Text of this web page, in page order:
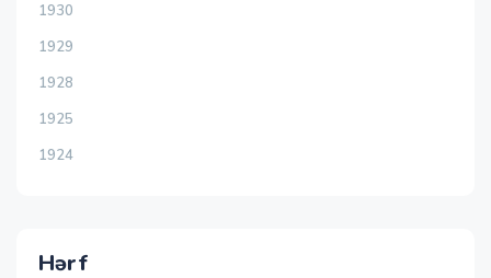
1930
1929
1928
1925
1924
Hərf